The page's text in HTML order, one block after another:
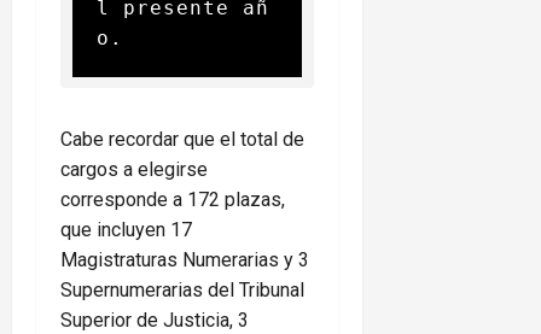
l presente añ
o.
Cabe recordar que el total de
cargos a elegirse
corresponde a 172 plazas,
que incluyen 17
Magistraturas Numerarias y 3
Supernumerarias del Tribunal
Superior de Justicia, 3